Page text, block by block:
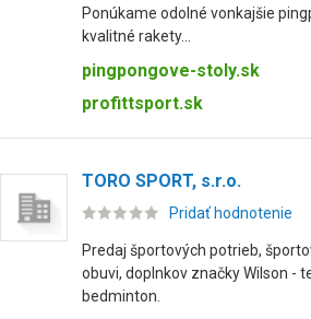
Ponúkame odolné vonkajšie
kvalitné rakety...
pingpongove-stoly.sk
profittsport.sk
TORO SPORT, s.r.o.
Pridať hodnotenie
Predaj športových potrieb,
obuvi, doplnkov značky Wilson -
bedminton.